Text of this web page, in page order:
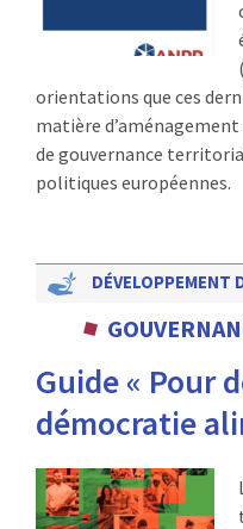
orientations que ces
matière
de gouvernance
politiques européennes.
DÉVELOPPEMENT
Guide « Pour
démocratie